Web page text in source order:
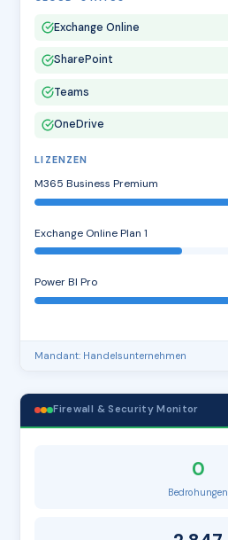
Exchange Online
SharePoint
Teams
OneDrive
LIZENZEN
M365 Business Premium
Exchange Online Plan 1
Power BI Pro
Mandant: Handelsunternehmen
Firewall & Security Monitor
0
Bedrohungen